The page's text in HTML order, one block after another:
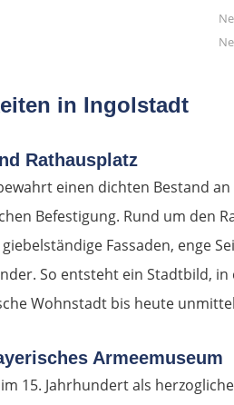
in Ingolstadt
Rathausplatz
einen dichten Bestand
Befestigung. Rund um den
Fassaden, enge
So entsteht ein Stadtbild,
Wohnstadt bis heute
Armeemuseum
15. Jahrhundert als